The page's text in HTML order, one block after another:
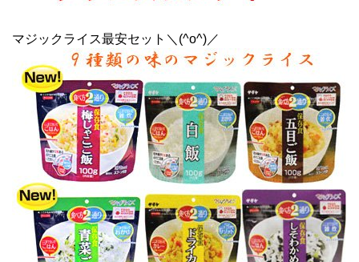
マジックライス最安セット＼(^o^)／